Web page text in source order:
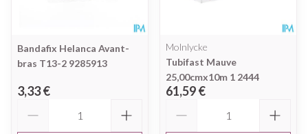
Bandafix Helanca Avant-
bras T13-2 9285913
3,33 €
Molnlycke
Tubifast Mauve
25,00cmx10m 1 2444
61,59 €